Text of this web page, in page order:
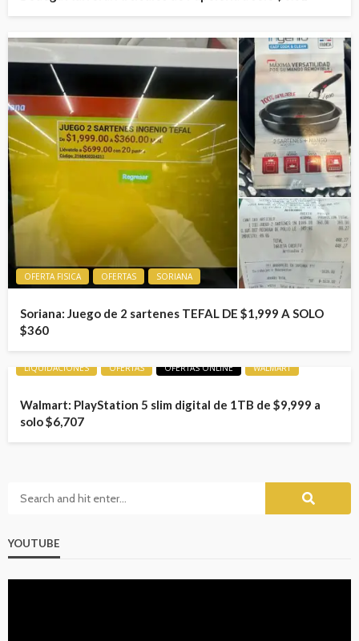
OFERTA FISICA OFERTAS SORIANA
Soriana: Juego de 2 sartenes TEFAL DE $1,999 A SOLO
$360
LIQUIDACIONES OFERTAS OFERTAS ONLINE WALMART
Walmart: PlayStation 5 slim digital de 1TB de $9,999 a
solo $6,707
YOUTUBE